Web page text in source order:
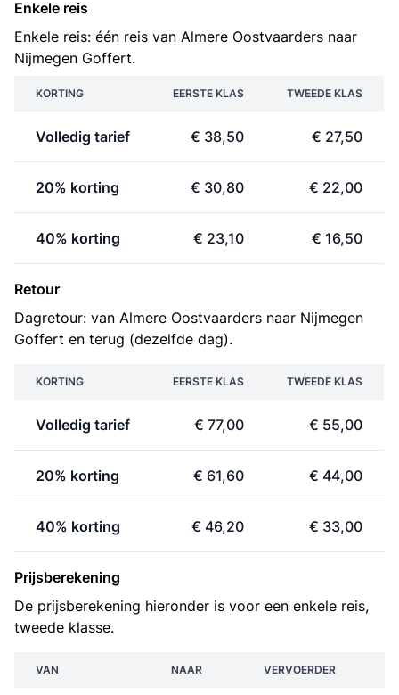
Enkele reis
Enkele reis: één reis van Almere Oostvaarders naar
Nijmegen Goffert.
KORTING EERSTE KLAS TWEEDE KLAS
Volledig tarief € 38,50 € 27,50
20% korting € 30,80 € 22,00
40% korting € 23,10 € 16,50
Retour
Dagretour: van Almere Oostvaarders naar Nijmegen
Goffert en terug (dezelfde dag).
KORTING EERSTE KLAS TWEEDE KLAS
Volledig tarief € 77,00 € 55,00
20% korting € 61,60 € 44,00
40% korting € 46,20 € 33,00
Prijsberekening
De prijsberekening hieronder is voor een enkele reis,
tweede klasse.
VAN NAAR VERVOERDER